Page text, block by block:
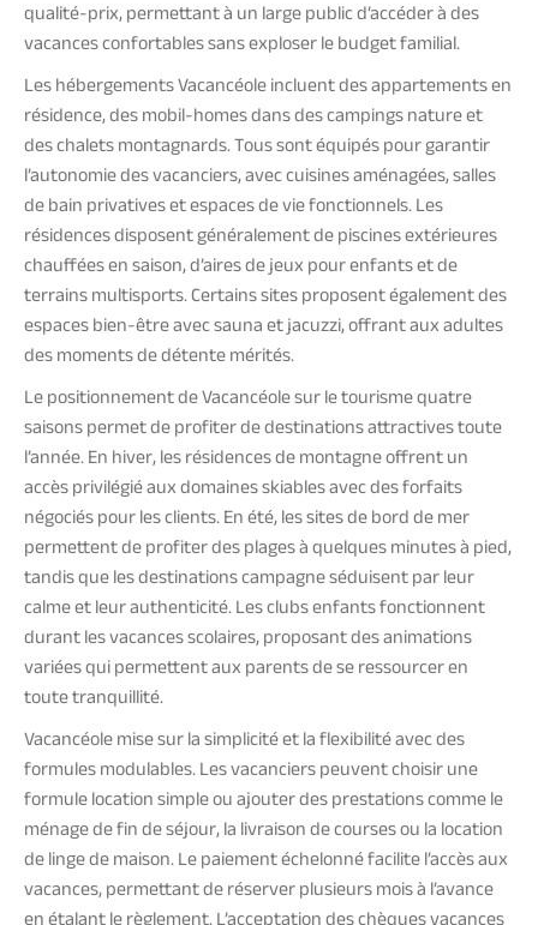
qualité-prix, permettant à un large public d’accéder à des
vacances confortables sans exploser le budget familial.
Les hébergements Vacancéole incluent des appartements en
résidence, des mobil-homes dans des campings nature et
des chalets montagnards. Tous sont équipés pour garantir
l’autonomie des vacanciers, avec cuisines aménagées, salles
de bain privatives et espaces de vie fonctionnels. Les
résidences disposent généralement de piscines extérieures
chauffées en saison, d’aires de jeux pour enfants et de
terrains multisports. Certains sites proposent également des
espaces bien-être avec sauna et jacuzzi, offrant aux adultes
des moments de détente mérités.
Le positionnement de Vacancéole sur le tourisme quatre
saisons permet de profiter de destinations attractives toute
l’année. En hiver, les résidences de montagne offrent un
accès privilégié aux domaines skiables avec des forfaits
négociés pour les clients. En été, les sites de bord de mer
permettent de profiter des plages à quelques minutes à pied,
tandis que les destinations campagne séduisent par leur
calme et leur authenticité. Les clubs enfants fonctionnent
durant les vacances scolaires, proposant des animations
variées qui permettent aux parents de se ressourcer en
toute tranquillité.
Vacancéole mise sur la simplicité et la flexibilité avec des
formules modulables. Les vacanciers peuvent choisir une
formule location simple ou ajouter des prestations comme le
ménage de fin de séjour, la livraison de courses ou la location
de linge de maison. Le paiement échelonné facilite l’accès aux
vacances, permettant de réserver plusieurs mois à l’avance